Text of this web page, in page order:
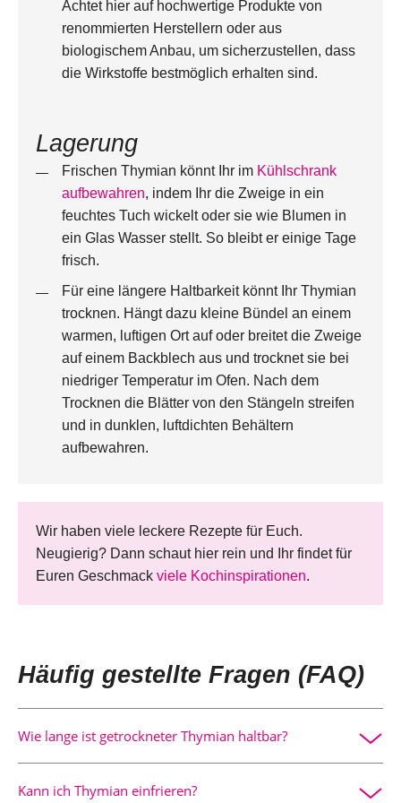
Achtet hier auf hochwertige Produkte von
renommierten Herstellern oder aus
biologischem Anbau, um sicherzustellen, dass
die Wirkstoffe bestmöglich erhalten sind.
Lagerung
Frischen Thymian könnt Ihr im Kühlschrank
aufbewahren, indem Ihr die Zweige in ein
feuchtes Tuch wickelt oder sie wie Blumen in
ein Glas Wasser stellt. So bleibt er einige Tage
frisch.
Für eine längere Haltbarkeit könnt Ihr Thymian
trocknen. Hängt dazu kleine Bündel an einem
warmen, luftigen Ort auf oder breitet die Zweige
auf einem Backblech aus und trocknet sie bei
niedriger Temperatur im Ofen. Nach dem
Trocknen die Blätter von den Stängeln streifen
und in dunklen, luftdichten Behältern
aufbewahren.
Wir haben viele leckere Rezepte für Euch.
Neugierig? Dann schaut hier rein und Ihr findet für
Euren Geschmack viele Kochinspirationen.
Häufig gestellte Fragen (FAQ)
Wie lange ist getrockneter Thymian haltbar?
er in einem luftdichten, dunklen Behälter aufbewahrt wird.
Kann ich Thymian einfrieren?